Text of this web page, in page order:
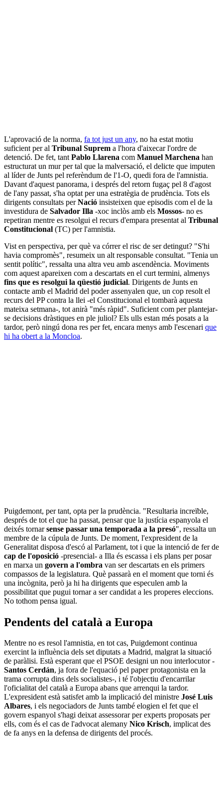
L'aprovació de la norma, fa tot just un any, no ha estat motiu
suficient per al Tribunal Suprem a l'hora d'aixecar l'ordre de
detenció. De fet, tant Pablo Llarena com Manuel Marchena han
estructurat un mur per tal que la malversació, el delicte que imputen
al líder de Junts pel referèndum de l'1-O, quedi fora de l'amnistia.
Davant d'aquest panorama, i després del retorn fugaç pel 8 d'agost
de l'any passat, s'ha optat per una estratègia de prudència. Tots els
dirigents consultats perNació insisteixen que episodis com el de la
investidura de Salvador Illa -xoc inclòs amb els Mossos- no es
repetiran mentre es resolgui el recurs d'empara presentat al Tribunal
Constitucional (TC) per l'amnistia.
Vist en perspectiva, per què va córrer el risc de ser detingut? "S'hi
havia compromès", resumeix un alt responsable consultat. "Tenia un
sentit polític", ressalta una altra veu amb ascendència. Moviments
com aquest apareixen com a descartats en el curt termini, almenys
fins que es resolgui la qüestió judicial. Dirigents de Junts en
contacte amb el Madrid del poder assenyalen que, un cop resolt el
recurs del PP contra la llei -el Constitucional el tombarà aquesta
mateixa setmana-, tot anirà "més ràpid". Suficient com per plantejar-
se decisions dràstiques en ple juliol? Els ulls estan més posats a la
tardor, però ningú dona res per fet, encara menys amb l'escenari que
hi ha obert a la Moncloa.
Puigdemont, per tant, opta per la prudència. "Resultaria increïble,
després de tot el que ha passat, pensar que la justícia espanyola el
deixés tornarsense passar una temporada a la presó", ressalta un
membre de la cúpula de Junts. De moment, l'expresident de la
Generalitat disposa d'escó al Parlament, tot i que la intenció de fer de
cap de l'oposició -presencial- a Illa és escassa i els plans per posar
en marxa un govern a l'ombra van ser descartats en els primers
compassos de la legislatura. Què passarà en el moment que torni és
una incògnita, però ja hi ha dirigents que especulen amb la
possibilitat que pugui tornar a ser candidat a les properes eleccions.
No tothom pensa igual.
Pendents del català a Europa
Mentre no es resol l'amnistia, en tot cas, Puigdemont continua
exercint la influència dels set diputats a Madrid, malgrat la situació
de paràlisi. Està esperant que el PSOE designi un nou interlocutor -
Santos Cerdán, ja fora de l'equació pel paper protagonista en la
trama corrupta dins dels socialistes-, i té l'objectiu d'encarrilar
l'oficialitat del català a Europa abans que arrenqui la tardor.
L'expresident està satisfet amb la implicació del ministre José Luis
Albares, i els negociadors de Junts també elogien el fet que el
govern espanyol s'hagi deixat assessorar per experts proposats per
ells, com és el cas de l'advocat alemany Nico Krisch, implicat des
de fa anys en la defensa de dirigents del procés.